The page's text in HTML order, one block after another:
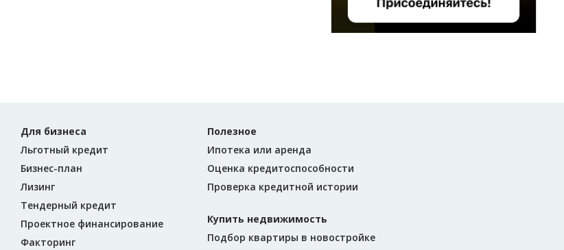
Для бизнеса
Льготный кредит
Бизнес-план
Лизинг
Тендерный кредит
Проектное финансирование
Факторинг
Полезное
Ипотека или аренда
Оценка кредитоспособности
Проверка кредитной истории
Купить недвижимость
Подбор квартиры в новостройке